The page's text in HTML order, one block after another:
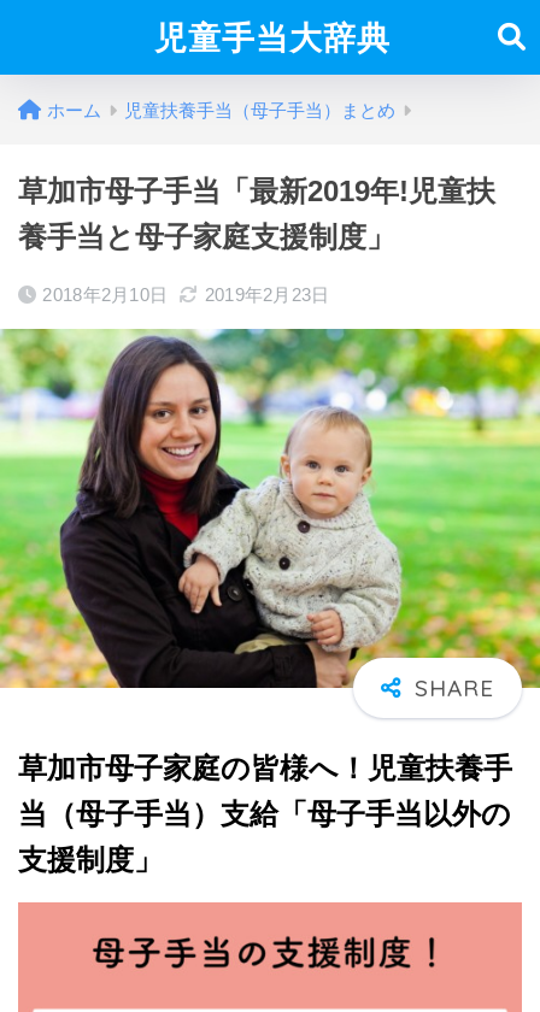
児童手当大辞典
ホーム 児童扶養手当（母子手当）まとめ
草加市母子手当「最新2019年!児童扶
養手当と母子家庭支援制度」
2018年2月10日 2019年2月23日
草加市母子家庭の皆様へ！児童扶養手
当（母子手当）支給「母子手当以外の
支援制度」